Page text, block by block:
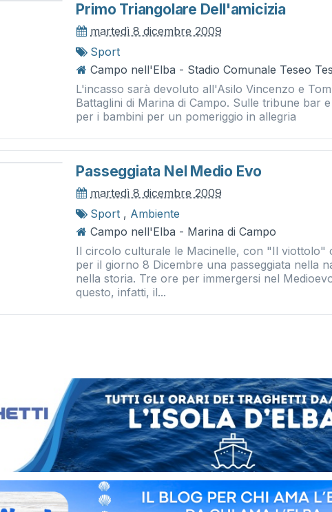
Primo Triangolare Dell'amicizia
martedì 8 dicembre 2009
Sport
Campo nell'Elba - Stadio Comunale Teseo
L'incasso sarà devoluto all'Asilo Vincenzo e
Battaglini di Marina di Campo. Sulle tribune bar
per i bambini per un pomeriggio in allegria
Passeggiata Nel Medio Evo
martedì 8 dicembre 2009
Sport , Ambiente
Campo nell'Elba - Marina di Campo
Il circolo culturale le Macinelle, con "Il viottolo"
per il giorno 8 Dicembre una passeggiata nella
nella storia. Tre ore per immergersi nel
questo, infatti, il...